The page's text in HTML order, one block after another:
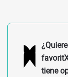
cantidad
tiene